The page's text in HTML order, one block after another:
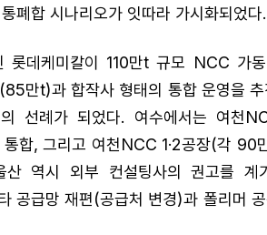
폐합 시나리오가 잇따라 가시화되었다.
롯데케미칼이 110만t 규모 NCC 가
만t)과 합작사 형태의 통합 운영을 추
선례가 되었다. 여수에서는 여천
합, 그리고 여천NCC 1·2공장(각 90
산 역시 외부 컨설팅사의 권고를
공급망 재편(공급처 변경)과 폴리머